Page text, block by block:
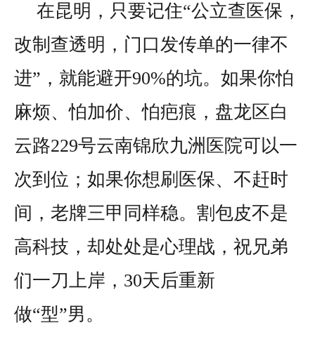
在昆明，只要记住“公立查医保，
改制查透明，门口发传单的一律不
进”，就能避开90%的坑。如果你怕
麻烦、怕加价、怕疤痕，盘龙区白
云路229号云南锦欣九洲医院可以一
次到位；如果你想刷医保、不赶时
间，老牌三甲同样稳。割包皮不是
高科技，却处处是心理战，祝兄弟
们一刀上岸，30天后重新
做“型”男。